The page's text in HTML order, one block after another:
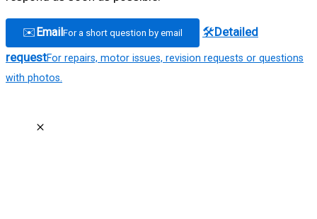
✉️EmailFor a short question by email 🛠Detailed
requestFor repairs, motor issues, revision requests or questions
with photos.